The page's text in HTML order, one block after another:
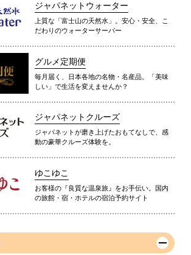
ジャパネットウォーター
上質な「富士山の天然水」。安心・安全、こ
だわりのウォーターサーバー
グルメ定期便
毎月届く、日本各地の名物・名産品。「美味
しい」で生活を変えませんか？
ジャパネットクルーズ
ジャパネットが磨き上げたおもてなしで、感
動の豪華クルーズ体験を。
ゆこゆこ
お客様の『良質な温泉旅』をお手伝い。国内
の旅館・宿・ホテルの宿泊予約サイト